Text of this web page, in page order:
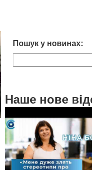
Пошук у новинах:
Наше нове